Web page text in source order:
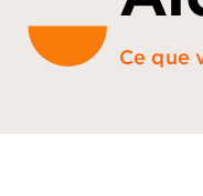
Ce que